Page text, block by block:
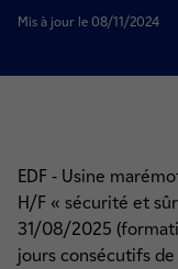
Mis à jour le 08/11/2024
EDF - Usine
H/F « sécurité et
31/08/2025
jours consécutifs